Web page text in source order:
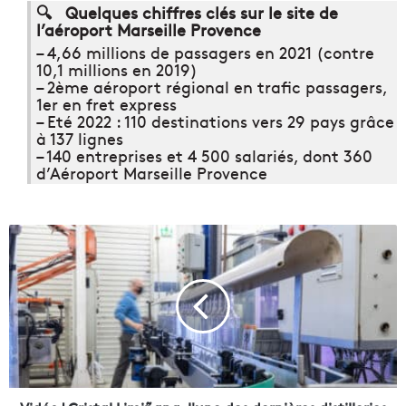
🔍 Quelques chiffres clés sur le site de
l’aéroport Marseille Provence
– 4,66 millions de passagers en 2021 (contre
10,1 millions en 2019)
– 2ème aéroport régional en trafic passagers,
1er en fret express
– Eté 2022 : 110 destinations vers 29 pays grâce
à 137 lignes
– 140 entreprises et 4 500 salariés, dont 360
d’Aéroport Marseille Provence
V
i
d
é
o
|
C
r
i